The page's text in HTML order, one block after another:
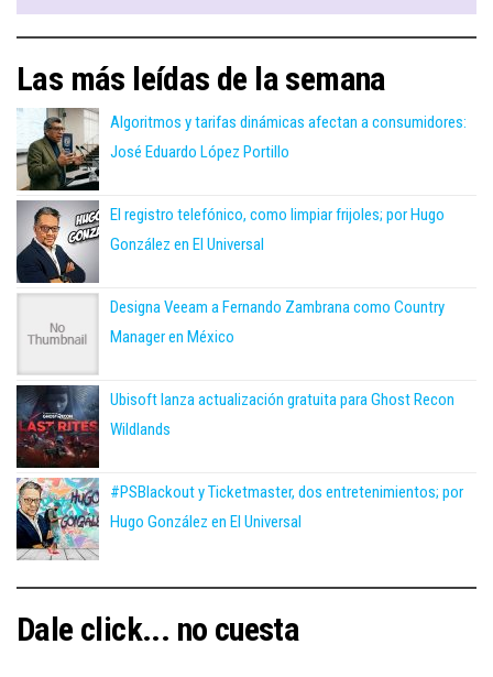
Las más leídas de la semana
Algoritmos y tarifas dinámicas afectan a consumidores:
José Eduardo López Portillo
El registro telefónico, como limpiar frijoles; por Hugo
González en El Universal
Designa Veeam a Fernando Zambrana como Country
Manager en México
Ubisoft lanza actualización gratuita para Ghost Recon
Wildlands
#PSBlackout y Ticketmaster, dos entretenimientos; por
Hugo González en El Universal
Dale click... no cuesta